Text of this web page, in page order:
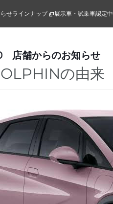
せラインナップ 展示車・試乗車認定
店舗からのお知らせ
の由来